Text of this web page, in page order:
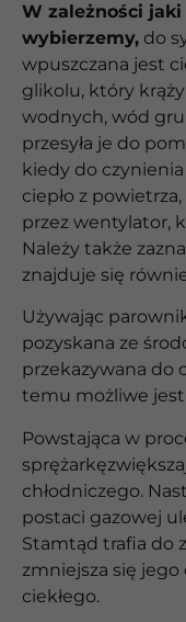
W zależności jaki
wybierzemy, do
wpuszczana jest
glikolu, który
wodnych, wód
przesyła je do
kiedy do
ciepło z
przez wentylator,
Należy także
znajduje się
Używając
pozyskana ze
przekazywana do
temu możliwe
Powstająca w
chłodniczego.
postaci gazowej
Stamtąd trafia do
zmniejsza się
ciekłego.